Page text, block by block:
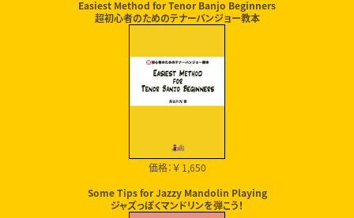
Easiest Method for Tenor Banjo Beginners
超初心者のためのテナーバンジョー教本
価格：￥ 1,650
Some Tips for Jazzy Mandolin Playing
ジャズっぽくマンドリンを弾こう！